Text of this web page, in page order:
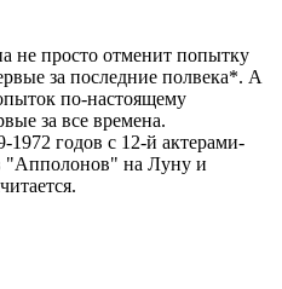
не просто отменит попытку
за последние полвека*. А
по-настоящему
за все времена.
1972 годов с 12-й актерами-
"Апполонов" на Луну и